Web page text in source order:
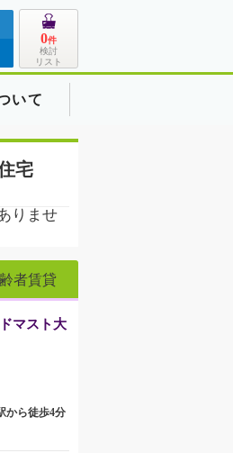
0件
検討
リスト
いて
宅
りませ
者賃貸
マスト大
から徒歩4分